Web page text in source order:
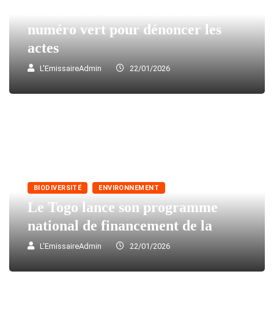
numéro vert pour dénoncer les
actes
L'EmissaireAdmin 22/01/2026
BIODIVERSITÉ ENVIRONNEMENT
Le Togo lance son programme
national de financement de la
L'EmissaireAdmin 22/01/2026